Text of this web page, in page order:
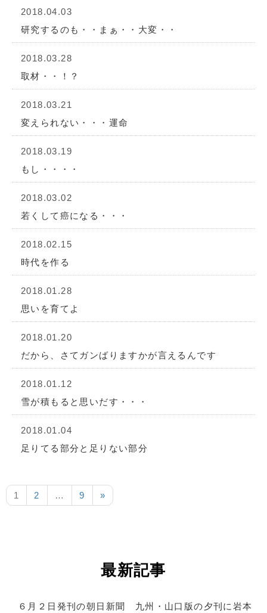
2018.04.03
研究するのも・・まぁ・・大変・・
2018.03.28
取材・・！？
2018.03.21
変えられない・・・運命
2018.03.19
もし・・・・
2018.03.02
若くして癌になる・・・
2018.02.15
時代を作る
2018.01.28
思いを育てよ
2018.01.20
だから、さてガンばりますかが言えるんです
2018.01.12
雪が積もると思いだす・・・
2018.01.04
足りてる部分と足りない部分
1 2 … 9 »
最新記事
６月２日発刊の朝日新聞 九州・山口版の夕刊に岩本